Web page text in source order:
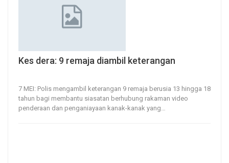
Kes dera: 9 remaja diambil keterangan
7 MEI: Polis mengambil keterangan 9 remaja berusia 13 hingga 18
tahun bagi membantu siasatan berhubung rakaman video
penderaan dan penganiayaan kanak-kanak yang…